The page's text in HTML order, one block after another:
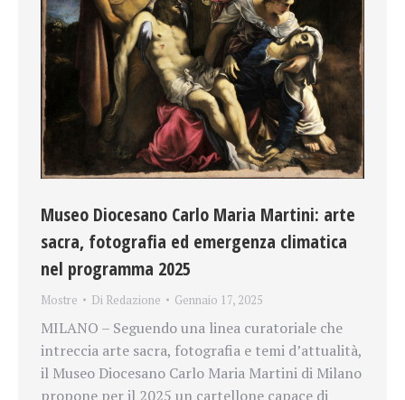
Museo Diocesano Carlo Maria Martini: arte
sacra, fotografia ed emergenza climatica
nel programma 2025
Mostre Di Redazione Gennaio 17, 2025
MILANO – Seguendo una linea curatoriale che
intreccia arte sacra, fotografia e temi d’attualità,
il Museo Diocesano Carlo Maria Martini di Milano
propone per il 2025 un cartellone capace di